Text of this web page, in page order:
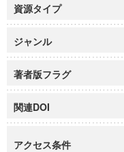
資源タイプ
ジャンル
著者版フラグ
関連DOI
アクセス条件